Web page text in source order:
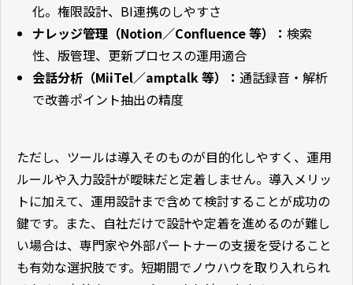
化。権限設計、BI連携のしやすさ
ナレッジ管理（Notion／Confluence 等）： 検索
性、版管理、更新プロセスの運用適合
会話分析（MiiTel／amptalk 等）： 通話録音・解析
で改善ポイント抽出の精度
ただし、ツールは導入そのものが目的化しやすく、運用
ルールや入力設計が曖昧だと定着しません。導入メリッ
トに加えて、運用設計まで含めて検討することが成功の
鍵です。また、自社だけで設計や定着を進めるのが難し
い場合は、専門家や外部パートナーの支援を受けること
も有効な選択肢です。短期間でノウハウを取り入れられ